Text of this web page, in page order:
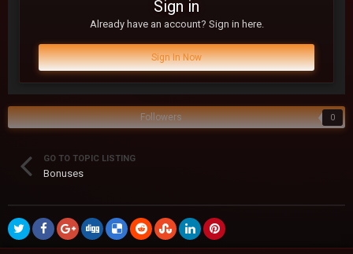
Sign in
Already have an account? Sign in here.
Sign In Now
Followers 0
GO TO TOPIC LISTING
Bonuses